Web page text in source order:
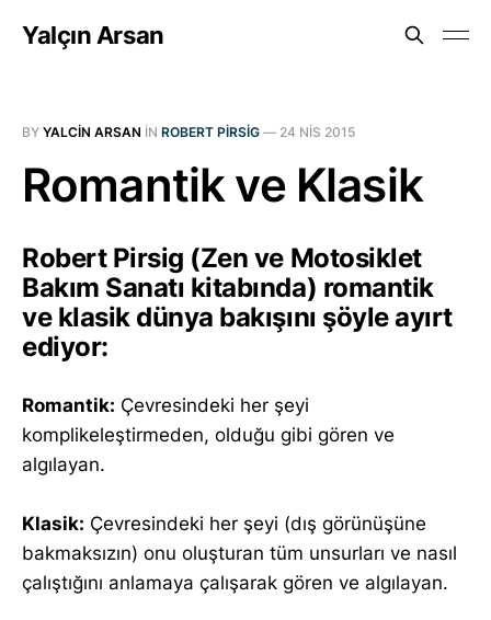
Yalçın Arsan
BY YALCIN ARSAN IN ROBERT PIRSIG — 24 NIS 2015
Romantik ve Klasik
Robert Pirsig (Zen ve Motosiklet
Bakım Sanatı kitabında) romantik
ve klasik dünya bakışını şöyle ayırt
ediyor:
Romantik: Çevresindeki her şeyi
komplikeleştirmeden, olduğu gibi gören ve
algılayan.
Klasik: Çevresindeki her şeyi (dış görünüşüne
bakmaksızın) onu oluşturan tüm unsurları ve nasıl
çalıştığını anlamaya çalışarak gören ve algılayan.